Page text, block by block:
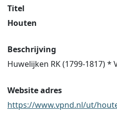
Titel
Houten
Beschrijving
Huwelijken RK (1799-1817) *
Website adres
https://www.vpnd.nl/ut/